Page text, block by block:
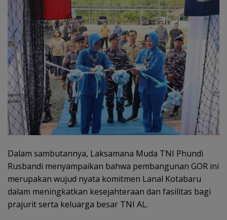
Dalam sambutannya, Laksamana Muda TNI Phundi
Rusbandi menyampaikan bahwa pembangunan GOR ini
merupakan wujud nyata komitmen Lanal Kotabaru
dalam meningkatkan kesejahteraan dan fasilitas bagi
prajurit serta keluarga besar TNI AL.